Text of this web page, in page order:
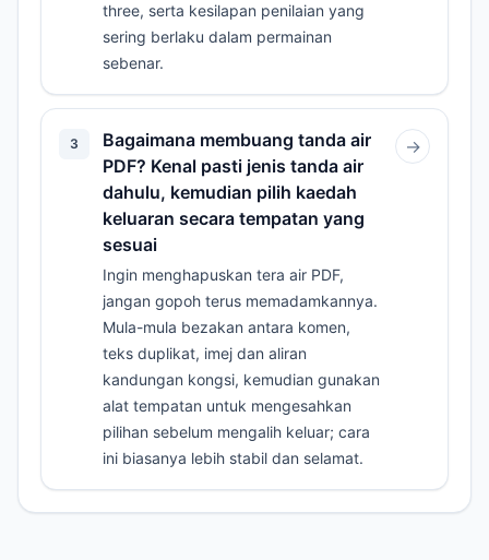
three, serta kesilapan penilaian yang
sering berlaku dalam permainan
sebenar.
3
Bagaimana membuang tanda air
PDF? Kenal pasti jenis tanda air
dahulu, kemudian pilih kaedah
keluaran secara tempatan yang
sesuai
Ingin menghapuskan tera air PDF,
jangan gopoh terus memadamkannya.
Mula-mula bezakan antara komen,
teks duplikat, imej dan aliran
kandungan kongsi, kemudian gunakan
alat tempatan untuk mengesahkan
pilihan sebelum mengalih keluar; cara
ini biasanya lebih stabil dan selamat.
→